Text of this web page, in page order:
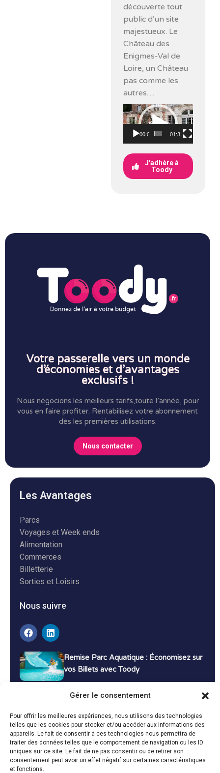
Gérer le consentement
Pour offrir les meilleures expériences, nous utilisons des technologies
telles que les cookies pour stocker et/ou accéder aux informations des
appareils. Le fait de consentir à ces technologies nous permettra de
traiter des données telles que le comportement de navigation ou les ID
uniques sur ce site. Le fait de ne pas consentir ou de retirer son
consentement peut avoir un effet négatif sur certaines caractéristiques
et fonctions.
découverte tout
public d’un site
majestueux. Le
Château des
Enigmes-Val de
Loire, un Château
pas comme les
autres…
Lecteur
vidéo
00:00 01:37
J'adhère à
Toody
Votre passerelle vers un monde
d’économies et d’avantages
exclusifs !
Nous négocions les meilleurs tarifs,toute l’année, pour
vous en faire profiter. Rentabilisez votre abonnement
dès les premières utilisations.
Nous contacter
Les Avantages
Parcs
Voyages et Week ends
Alimentation
Commerces
Billetterie
Sorties et Loisirs
Nous suivre
Remise Parc Aquatique : Économisez sur
vos Billets avec Toody
Bons Plans Voyage : Économisez sur vos
Vacances avec Toody
13 décembre 2024 Bon plans